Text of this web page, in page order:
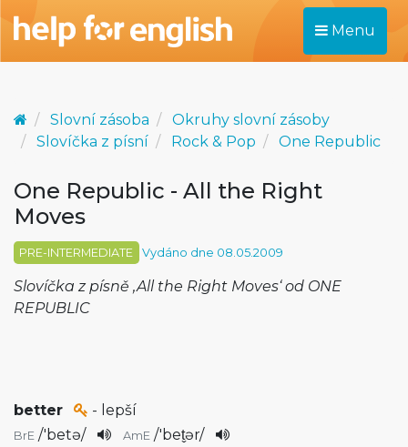
Menu
Slovní zásoba
Okruhy slovní zásoby
Slovíčka z písní
Rock & Pop One Republic
One Republic - All the Right
Moves
PRE-INTERMEDIATE Vydáno dne 08.05.2009
Slovíčka z písně ‚All the Right Moves‘ od ONE
REPUBLIC
better - lepší
BrE /'betə/ AmE /'bet̬ər/